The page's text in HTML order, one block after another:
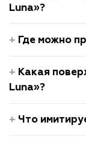
Luna»?
Где можно
Какая
Luna»?
Что